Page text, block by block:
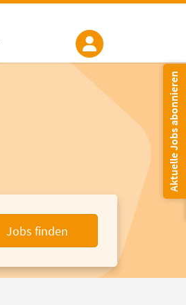
Aktuelle Jobs abonnieren
Jobs finden